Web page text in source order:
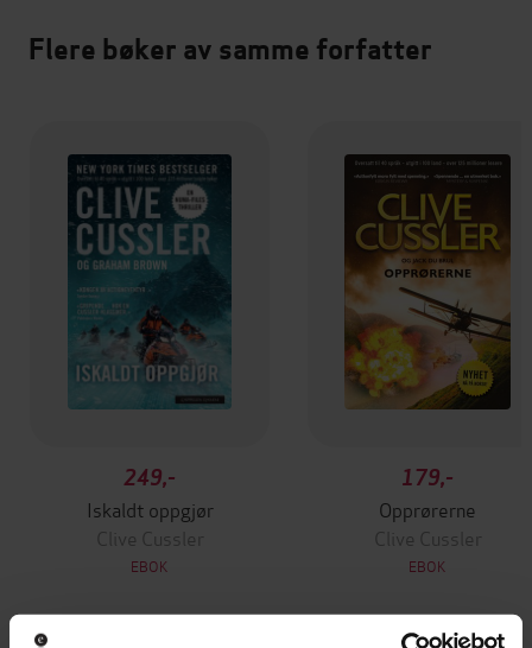
Flere bøker av samme forfatter
249,-
Iskaldt oppgjør
Clive Cussler
EBOK
179,-
Opprørerne
Clive Cussler
EBOK